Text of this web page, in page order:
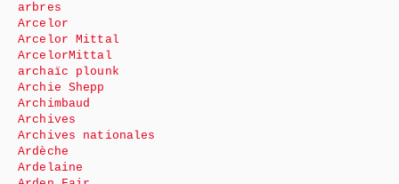
arbres
Arcelor
Arcelor Mittal
ArcelorMittal
archaïc plounk
Archie Shepp
Archimbaud
Archives
Archives nationales
Ardèche
Ardelaine